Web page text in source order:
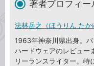
著者プロフィー
法林岳之（ほうりん たか
1963年神奈川県出身。
ハードウェアのレビュー
リーランスライター。特